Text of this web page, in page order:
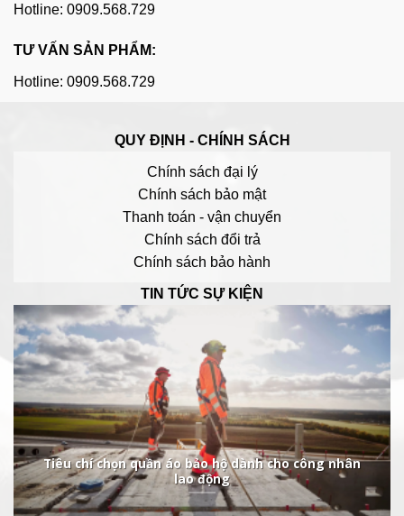
Hotline: 0909.568.729
TƯ VẤN SẢN PHẨM:
Hotline: 0909.568.729
QUY ĐỊNH - CHÍNH SÁCH
Chính sách đại lý
Chính sách bảo mật
Thanh toán - vận chuyển
Chính sách đổi trả
Chính sách bảo hành
TIN TỨC SỰ KIỆN
Tiêu chí chọn quần áo bảo hộ dành cho công nhân
lao động